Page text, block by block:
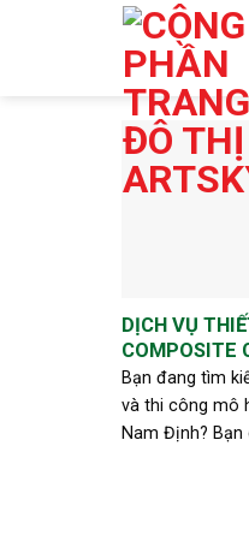
DỊCH VỤ
COMPOSITE
NAM ĐỊNH –
ARTSKY
Bạn đang tìm
và thi công mô
Nam Định?